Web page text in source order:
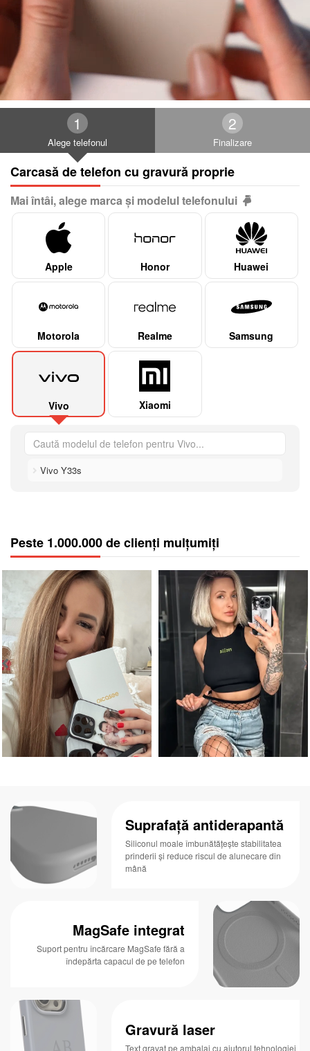
Alege telefonul Finalizare
Carcasă de telefon cu gravură proprie
Mai întâi, alege marca și modelul telefonului
Apple Honor Huawei
Motorola Realme Samsung
Vivo Xiaomi
Vivo Y33s
Peste 1.000.000 de clienți mulțumiți
Suprafață antiderapantă
Siliconul moale îmbunătățește stabilitatea
prinderii și reduce riscul de alunecare din
mână
MagSafe integrat
Suport pentru încărcare MagSafe fără a
îndepărta capacul de pe telefon
Gravură laser
Text gravat pe ambalaj cu ajutorul tehnologiei